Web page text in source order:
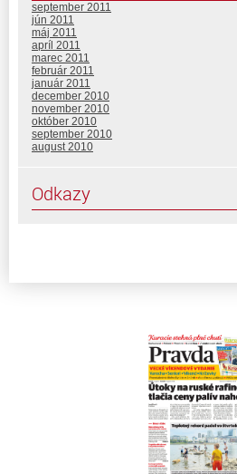
september 2011
jún 2011
máj 2011
apríl 2011
marec 2011
február 2011
január 2011
december 2010
november 2010
október 2010
september 2010
august 2010
Odkazy